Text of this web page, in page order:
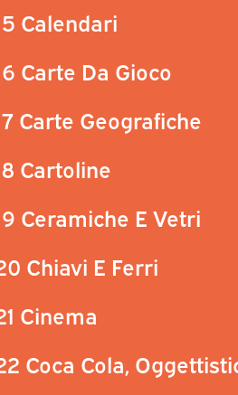
Calendari
Carte Da Gioco
Carte Geografiche
Cartoline
Ceramiche E Vetri
Chiavi E Ferri
Cinema
Coca Cola,